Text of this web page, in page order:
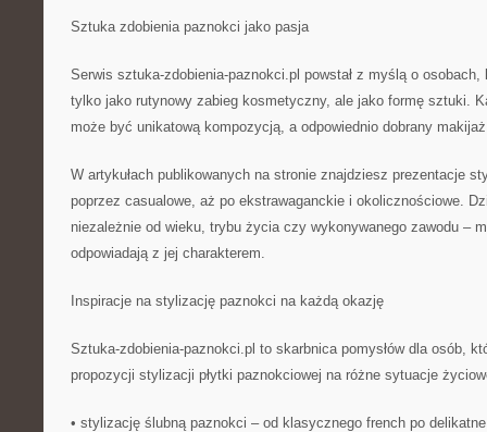
Sztuka zdobienia paznokci jako pasja
Serwis sztuka-zdobienia-paznokci.pl powstał z myślą o
tylko jako rutynowy zabieg kosmetyczny, ale jako formę sztuki.
może być unikatową kompozycją, a odpowiednio dobrany
W artykułach publikowanych na stronie znajdziesz prezentacje
poprzez casualowe, aż po ekstrawaganckie i okolicznościowe.
niezależnie od wieku, trybu życia czy wykonywanego zawodu –
odpowiadają z jej charakterem.
Inspiracje na stylizację paznokci na każdą okazję
Sztuka-zdobienia-paznokci.pl to skarbnica pomysłów dla osób,
propozycji stylizacji płytki paznokciowej na różne sytuacje
• stylizację ślubną paznokci – od klasycznego french po